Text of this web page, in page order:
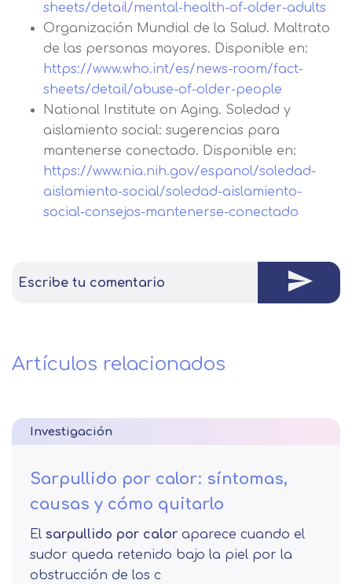
sheets/detail/mental-health-of-older-adults
Organización Mundial de la Salud. Maltrato
de las personas mayores. Disponible en:
https://www.who.int/es/news-room/fact-
sheets/detail/abuse-of-older-people
National Institute on Aging. Soledad y
aislamiento social: sugerencias para
mantenerse conectado. Disponible en:
https://www.nia.nih.gov/espanol/soledad-
aislamiento-social/soledad-aislamiento-
social-consejos-mantenerse-conectado
Escribe tu comentario
Artículos relacionados
Investigación
Sarpullido por calor: síntomas,
causas y cómo quitarlo
El sarpullido por calor aparece cuando el
sudor queda retenido bajo la piel por la
obstrucción de los c